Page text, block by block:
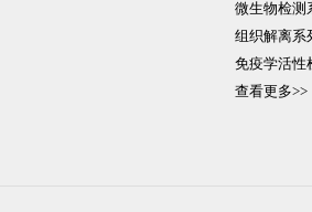
微生物检测
组织解离系
免疫学活性
查看更多>>